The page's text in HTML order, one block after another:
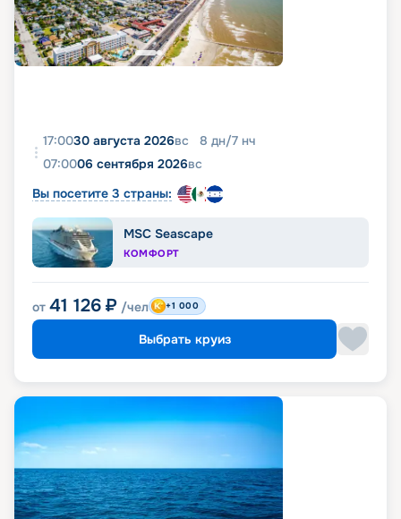
17:0030 августа 2026вс 8 дн/7 нч
07:0006 сентября 2026вс
Вы посетите 3 страны:
MSC Seascape
КОМФОРТ
от 41 126 ₽ /чел +1 000
Выбрать круиз